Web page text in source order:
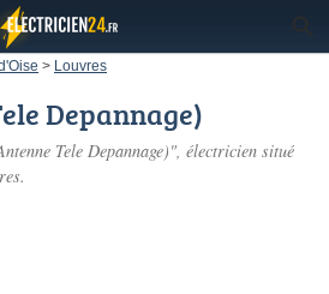
> Louvres
Depannage)
Tele Depannage)", électricien situé